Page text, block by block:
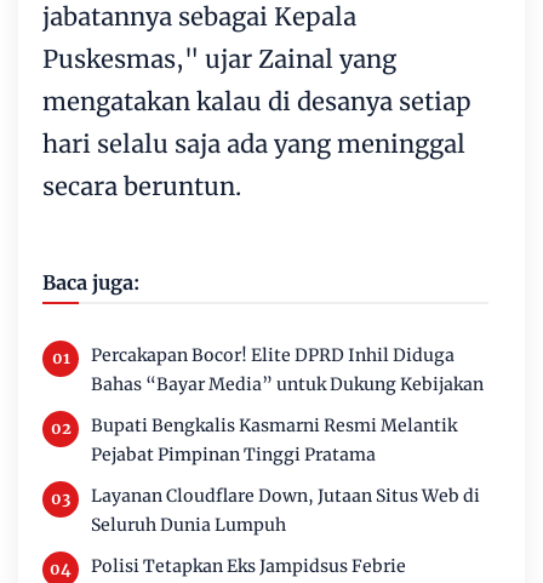
jabatannya sebagai Kepala
Puskesmas," ujar Zainal yang
mengatakan kalau di desanya setiap
hari selalu saja ada yang meninggal
secara beruntun.
Baca juga:
Percakapan Bocor! Elite DPRD Inhil Diduga
Bahas “Bayar Media” untuk Dukung Kebijakan
Bupati Bengkalis Kasmarni Resmi Melantik
Pejabat Pimpinan Tinggi Pratama
Layanan Cloudflare Down, Jutaan Situs Web di
Seluruh Dunia Lumpuh
Polisi Tetapkan Eks Jampidsus Febrie